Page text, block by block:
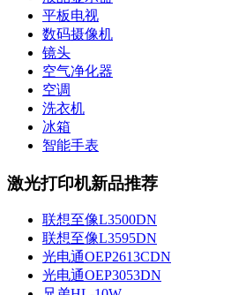
平板电视
数码摄像机
镜头
空气净化器
空调
洗衣机
冰箱
智能手表
激光打印机新品推荐
联想至像L3500DN
联想至像L3595DN
光电通OEP2613CDN
光电通OEP3053DN